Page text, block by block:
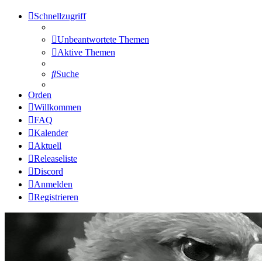
Schnellzugriff
Unbeantwortete Themen
Aktive Themen
Suche
Orden
Willkommen
FAQ
Kalender
Aktuell
Releaseliste
Discord
Anmelden
Registrieren